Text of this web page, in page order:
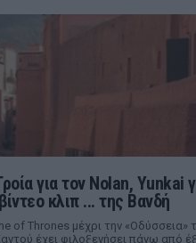
για τον Nolan, Yunkai
κλιπ ... της Βανδή
of Thrones μέχρι την «Οδύσσεια»
έχει φιλοξενήσει πάνω από